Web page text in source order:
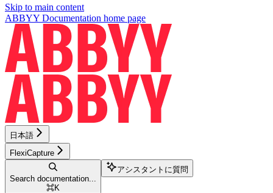
Skip to main content
ABBYY Documentation home page
日本語
FlexiCapture
Search documentation...
⌘K
アシスタントに質問